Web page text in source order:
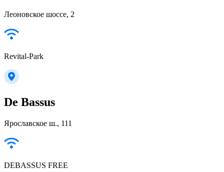
Леоновское шоссе, 2
Revital-Park
De Bassus
Ярославское ш., 111
DEBASSUS FREE